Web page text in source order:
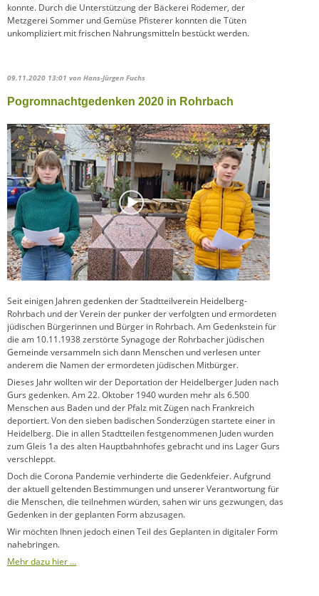
konnte. Durch die Unterstützung der Bäckerei Rodemer, der
Metzgerei Sommer und Gemüse Pfisterer konnten die Tüten
unkompliziert mit frischen Nahrungsmitteln bestückt werden.
09.11.2020 13:01 von Hans-Jürgen Fuchs
Pogromnachtgedenken 2020 in Rohrbach
Seit einigen Jahren gedenken der Stadtteilverein Heidelberg-
Rohrbach und der Verein der punker der verfolgten und ermordeten
jüdischen Bürgerinnen und Bürger in Rohrbach. Am Gedenkstein für
die am 10.11.1938 zerstörte Synagoge der Rohrbacher jüdischen
Gemeinde versammeln sich dann Menschen und verlesen unter
anderem die Namen der ermordeten jüdischen Mitbürger.
Dieses Jahr wollten wir der Deportation der Heidelberger Juden nach
Gurs gedenken. Am 22. Oktober 1940 wurden mehr als 6.500
Menschen aus Baden und der Pfalz mit Zügen nach Frankreich
deportiert. Von den sieben badischen Sonderzügen startete einer in
Heidelberg. Die in allen Stadtteilen festgenommenen Juden wurden
zum Gleis 1a des alten Hauptbahnhofes gebracht und ins Lager Gurs
verschleppt.
Doch die Corona Pandemie verhinderte die Gedenkfeier. Aufgrund
der aktuell geltenden Bestimmungen und unserer Verantwortung für
die Menschen, die teilnehmen würden, sahen wir uns gezwungen, das
Gedenken in der geplanten Form abzusagen.
Wir möchten Ihnen jedoch einen Teil des Geplanten in digitaler Form
nahebringen.
Mehr dazu hier …